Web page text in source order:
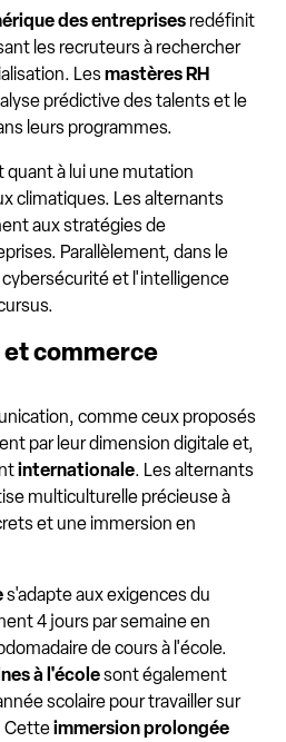
des entreprises redéfinit
les recruteurs à rechercher
Lesmastères RH
prédictive des talents et le
leurs programmes.
quant à lui une mutation
climatiques. Les alternants
aux stratégies de
Parallèlement, dans le
et l'intelligence
commerce
comme ceux proposés
par leur dimension digitale et,
internationale. Les alternants
multiculturelle précieuse à
et une immersion en
s'adapte aux exigences du
4 jours par semaine en
de cours à l'école.
à l'écolesont également
scolaire pour travailler sur
Cetteimmersion prolongée